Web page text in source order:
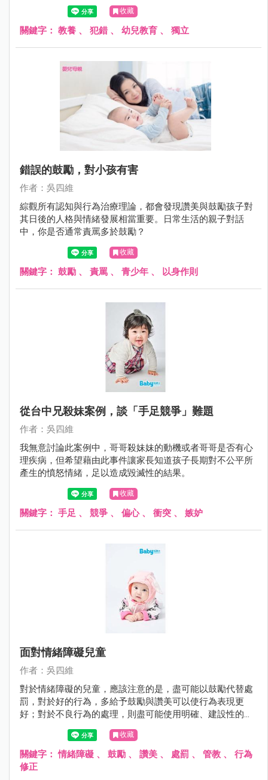
為合群的綿羊時，也因此出現適應上的困難。
收藏
關鍵字： 教養 、 犯錯、 幼兒教育 、 獨立
錯誤的鼓勵，對小孩有害
作者：吳四維
綜觀所有認知與行為治療理論，都會發現讚美與鼓勵孩子對
其日後的人格與情緒發展相當重要。日常生活的親子對話
中，你是否通常責罵多於鼓勵？
收藏
關鍵字： 鼓勵 、 責罵 、 青少年 、 以身作則
從台中兄殺妹案例，談「手足競爭」難題
作者：吳四維
我無意討論此案例中，哥哥殺妹妹的動機或者哥哥是否有心
理疾病，但希望藉由此事件讓家長知道孩子長期對不公平所
產生的憤怒情緒，足以造成毀滅性的結果。
收藏
關鍵字： 手足 、 競爭 、 偏心、 衝突 、 嫉妒
面對情緒障礙兒童
作者：吳四維
對於情緒障礙的兒童，應該注意的是，盡可能以鼓勵代替處
罰，對於好的行為，多給予鼓勵與讚美可以使行為表現更
好；對於不良行為的處理，則盡可能使用明確、建設性的用
語，避免情緒性的責罵。
收藏
關鍵字：情緒障礙 、 鼓勵 、 讚美 、 處罰 、 管教 、 行為
修正